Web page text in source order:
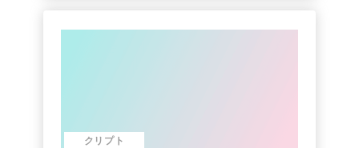
クリプト